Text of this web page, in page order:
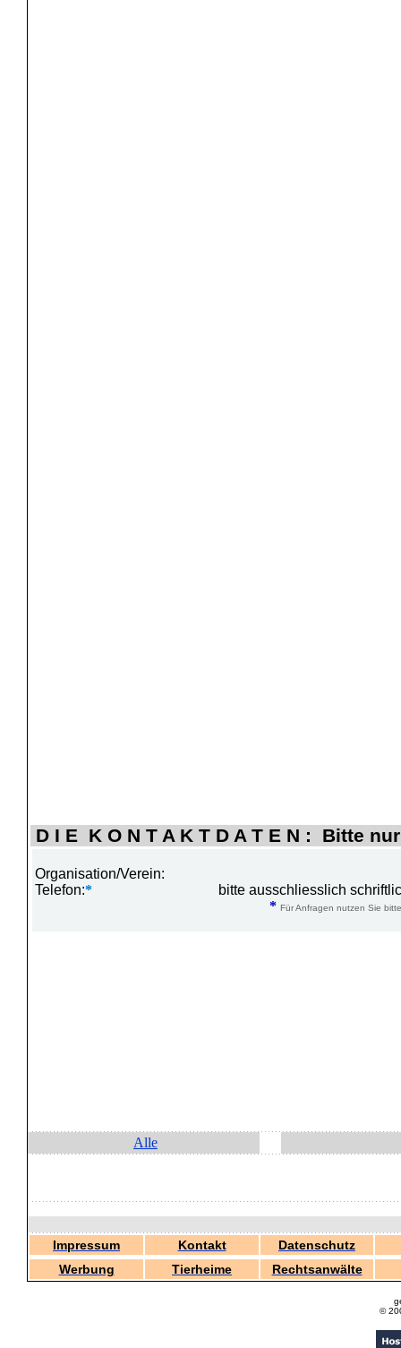
D I E K O N T A K T D A T E N : Bitte
Organisation/Verein:
Telefon:*
bitte ausschliesslich
* Für Anfragen nutzen Sie
Alle
Impressum Kontakt
Datenschutz
Werbung
Tierheime Rechtsanwälte
©